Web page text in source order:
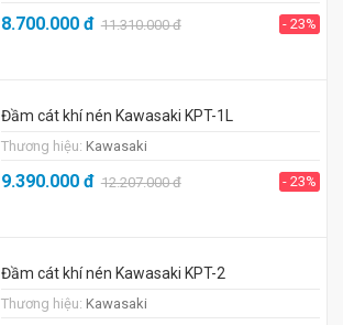
8.700.000đ 11.310.000đ - 23%
Đầm cát khí nén Kawasaki KPT-1L
Thương hiệu: Kawasaki
9.390.000đ 12.207.000đ - 23%
Đầm cát khí nén Kawasaki KPT-2
Thương hiệu: Kawasaki